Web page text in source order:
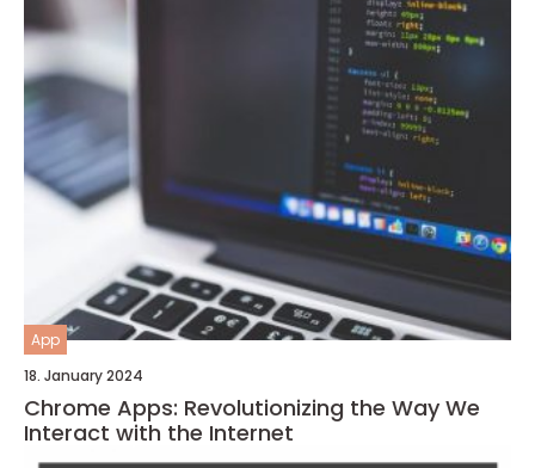
App
18. January 2024
Chrome Apps: Revolutionizing the Way We
Interact with the Internet